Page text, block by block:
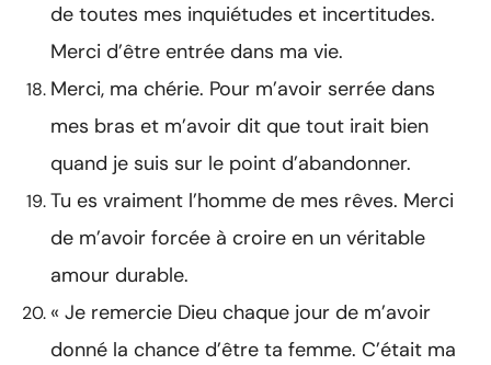
de toutes mes inquiétudes et incertitudes.
Merci d’être entrée dans ma vie.
Merci, ma chérie. Pour m’avoir serrée dans
mes bras et m’avoir dit que tout irait bien
quand je suis sur le point d’abandonner.
Tu es vraiment l’homme de mes rêves. Merci
de m’avoir forcée à croire en un véritable
amour durable.
« Je remercie Dieu chaque jour de m’avoir
donné la chance d’être ta femme. C’était ma